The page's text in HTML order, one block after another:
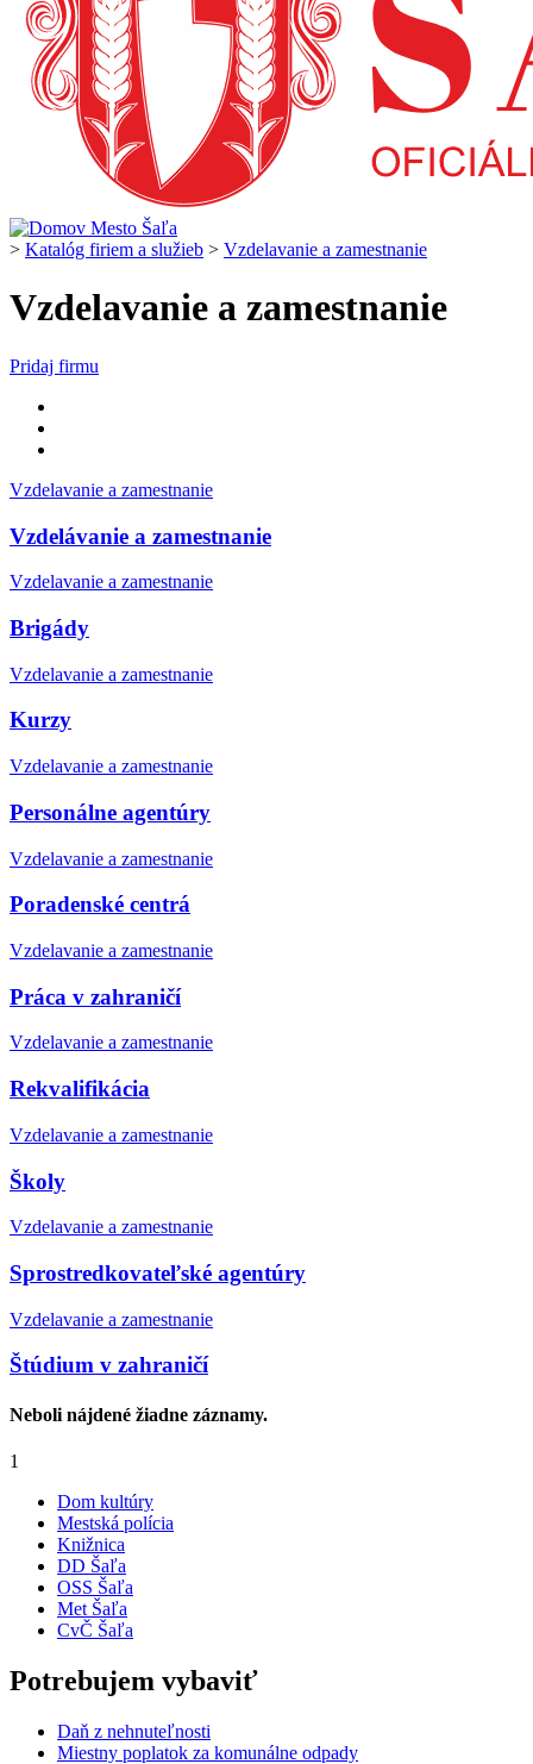
> Katalóg firiem a služieb > Vzdelavanie a zamestnanie
Vzdelavanie a zamestnanie
Pridaj firmu
Vzdelavanie a zamestnanie
Vzdelávanie a zamestnanie
Vzdelavanie a zamestnanie
Brigády
Vzdelavanie a zamestnanie
Kurzy
Vzdelavanie a zamestnanie
Personálne agentúry
Vzdelavanie a zamestnanie
Poradenské centrá
Vzdelavanie a zamestnanie
Práca v zahraničí
Vzdelavanie a zamestnanie
Rekvalifikácia
Vzdelavanie a zamestnanie
Školy
Vzdelavanie a zamestnanie
Sprostredkovateľské agentúry
Vzdelavanie a zamestnanie
Štúdium v zahraničí
Neboli nájdené žiadne záznamy.
1
Dom kultúry
Mestská polícia
Knižnica
DD Šaľa
OSS Šaľa
Met Šaľa
CvČ Šaľa
Potrebujem vybaviť
Daň z nehnuteľnosti
Miestny poplatok za komunálne odpady